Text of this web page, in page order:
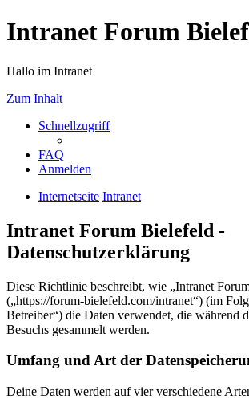
Intranet Forum
Hallo im Intranet
Zum Inhalt
Schnellzugriff
FAQ
Anmelden
Internetseite Intranet
Intranet Forum Bielefeld -
Datenschutzerklärung
Diese Richtlinie beschreibt, wie „Intranet
(„https://forum-bielefeld.com/intranet“) (im
Betreiber“) die Daten verwendet, die während
Besuchs gesammelt werden.
Umfang und Art der
Deine Daten werden auf vier verschiedene